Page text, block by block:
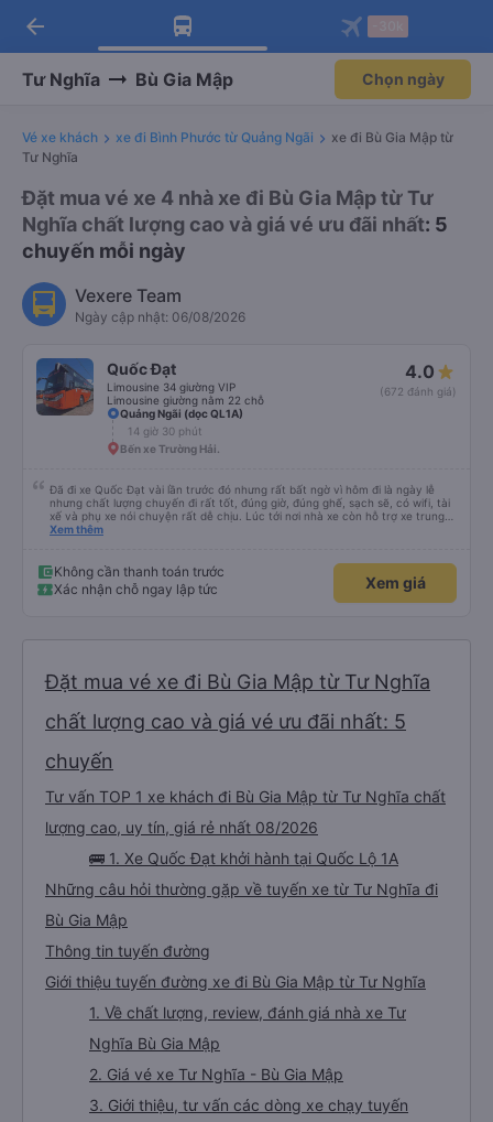
Tải app Vexere ngay!
Nhận ưu đãi thành viên độc
Mở app
Tải app Vexere
-30k/ghế khi đặt vé máy bay qua
Mở app
arrow_back
Tư Nghĩa Bù Gia Mập Chọn ngày
Vé xe khách xe đi Bình Phước từ Quảng Ngãi
xe đi Bù Gia Mập từ
Tư Nghĩa
Đặt mua vé xe 4 nhà xe đi Bù Gia Mập từ Tư
Nghĩa chất lượng cao và giá vé ưu đãi nhất: 5
chuyến mỗi ngày
Vexere Team
Ngày cập nhật: 06/08/2026
Quốc Đạt
Limousine 34 giường VIP
Limousine giường nằm 22 chỗ
4.0
(672 đánh giá)
Quảng Ngãi (dọc QL1A)
14 giờ 30 phút
Bến xe Trường Hải.
Đã đi xe Quốc Đạt vài lần trước đó nhưng rất bất ngờ vì hôm đi là ngày lễ
nhưng chất lượng chuyến đi rất tốt, đúng giờ, đúng ghế, sạch sẽ, có wifi, tài
xế và phụ xe nói chuyện rất dễ chịu. Lúc tới nơi nhà xe còn hỗ trợ xe trung
chuyển tới tận nhà. 10đ cho nhà xe, hy vọng nhà xe duy trì được chất lượng
Xem thêm
Không cần thanh toán trước
Xác nhận chỗ ngay lập tức
Xem giá
Đặt mua vé xe đi Bù Gia Mập từ Tư Nghĩa
chất lượng cao và giá vé ưu đãi nhất: 5
chuyến
Tư vấn TOP 1 xe khách đi Bù Gia Mập từ Tư Nghĩa chất
lượng cao, uy tín, giá rẻ nhất 08/2026
🚌 1. Xe Quốc Đạt khởi hành tại Quốc Lộ 1A
Những câu hỏi thường gặp về tuyến xe từ Tư Nghĩa đi
Bù Gia Mập
Thông tin tuyến đường
Giới thiệu tuyến đường xe đi Bù Gia Mập từ Tư Nghĩa
1. Về chất lượng, review, đánh giá nhà xe Tư
Nghĩa Bù Gia Mập
2. Giá vé xe Tư Nghĩa - Bù Gia Mập
3. Giới thiệu, tư vấn các dòng xe chạy tuyến